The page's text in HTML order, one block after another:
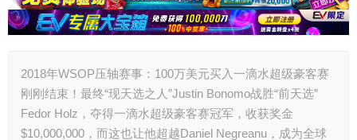
2018年WSOP压轴赛事：100万美元买入一滴水超级豪客赛
刚刚结束！最终“现天选之人”Justin Bonomo战胜“前天选”
Fedor Holz，夺得一滴水超级豪客赛冠军，收获奖金
$10,000,000，而这也让他超越Daniel Negreanu，成为全球